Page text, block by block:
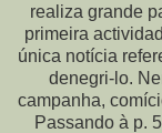
realiza grande
primeira
única notícia
denegri-lo.
campanha,
Passando à p.